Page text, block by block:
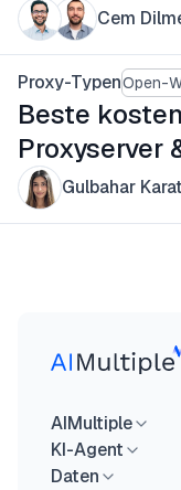
Cem
Proxy-TypenOpen-
Beste
Proxyserver
Gulbahar
AIMultiple
KI-Agent
Daten